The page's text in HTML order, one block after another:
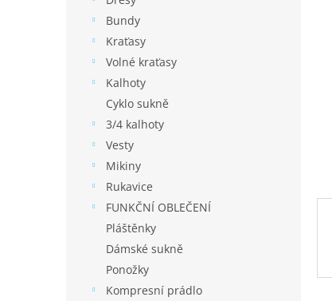
Bundy
Kraťasy
Volné kraťasy
Kalhoty
Cyklo sukně
3/4 kalhoty
Vesty
Mikiny
Rukavice
FUNKČNÍ OBLEČENÍ
Pláštěnky
Dámské sukně
Ponožky
Kompresní prádlo